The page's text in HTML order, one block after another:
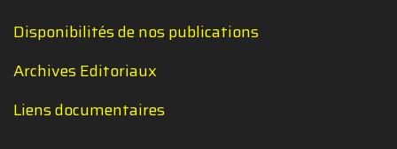
Disponibilités de nos publications
Archives Editoriaux
Liens documentaires